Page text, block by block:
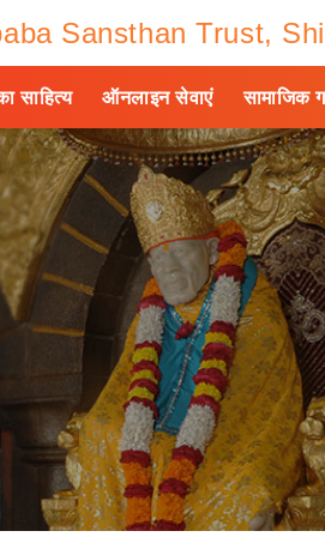
Sansthan Trust,
साहित्य ऑनलाइन सेवाएं सामाजिक